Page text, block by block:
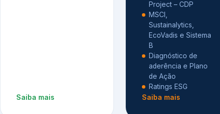
Saiba mais
Project – CDP
MSCI,
Sustainalytics,
EcoVadis e Sistema
B
Diagnóstico de
aderência e Plano
de Ação
Ratings ESG
Saiba mais